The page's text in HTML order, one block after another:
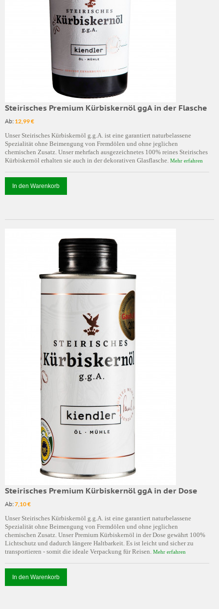
Steirisches Premium Kürbiskernöl ggA in der Flasche
Ab: 12,99 €
Unser Steirisches Kürbiskernöl g.g.A. ist eine garantiert naturbelassene
Spezialität ohne Beimengung von Fremdölen und ohne jeglichen
chemischen Zusatz. Unser mehrfach ausgezeichnetes 100% reines Steirisches
Kürbiskernöl erhalten sie auch in der dekorativen Glasflasche. Mehr erfahren
In den Warenkorb
Steirisches Premium Kürbiskernöl ggA in der Dose
Ab:7,10 €
Unser Steirisches Kürbiskernöl g.g.A. ist eine garantiert naturbelassene
Spezialität ohne Beimengung von Fremdölen und ohne jeglichen
chemischen Zusatz. Unser Premium Kürbiskernöl in der Dose gewährt 100%
Lichtschutz und dadurch längere Haltbarkeit. Es ist leicht und sicher zu
transportieren - somit die ideale Verpackung für Reisen. Mehr erfahren
In den Warenkorb